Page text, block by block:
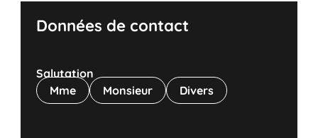
Données de contact
Salutation
Mme
Monsieur Divers